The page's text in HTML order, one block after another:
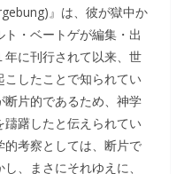
』は、彼が獄中か
・ベートゲが編集・出
に刊行されて以来、世
したことで知られてい
断片的であるため、神学
躇したと伝えられてい
的考察としては、断片で
、まさにそれゆえに、